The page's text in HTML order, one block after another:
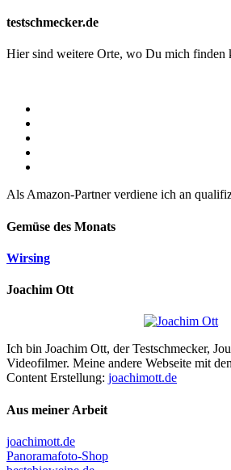
testschmecker.de
Hier sind weitere Orte, wo Du mich finden
Als Amazon-Partner verdiene ich an
Gemüse des Monats
Wirsing
Joachim Ott
Ich bin Joachim Ott, der Testschmecker,
Videofilmer. Meine andere Webseite mit
Content Erstellung: joachimott.de
Aus meiner Arbeit
joachimott.de
Panoramafoto-Shop